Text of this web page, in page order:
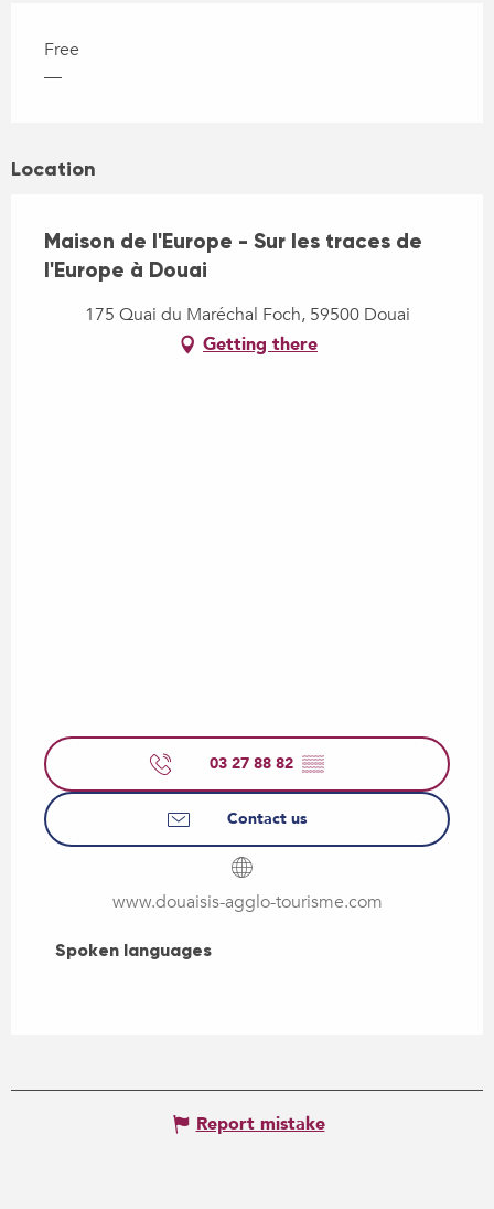
Free
—
Location
Maison de l'Europe - Sur les traces de
l'Europe à Douai
175 Quai du Maréchal Foch, 59500 Douai
Getting there
03 27 88 82 ▒▒
Contact us
www.douaisis-agglo-tourisme.com
Spoken languages
Spoken languages
Report mistake